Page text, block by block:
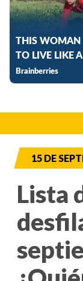
15 DE
Lista